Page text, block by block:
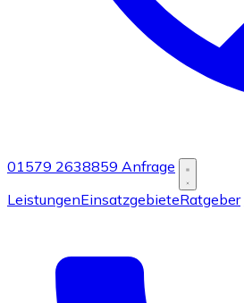
01579 2638859 Anfrage
LeistungenEinsatzgebieteRatgeber